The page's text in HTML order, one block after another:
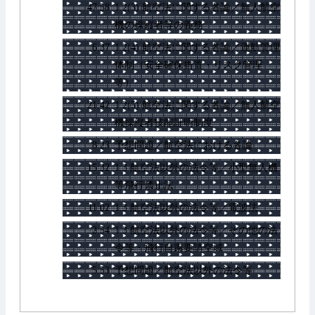
47:58 1.2(3) 航空法に関する各論／無人航空
機の操縦者等の義務
6:37 1.2(4) 航空法に関する各論／運航管理
体制（安全確保措置・リスク管理
等）
21:42 1.2(5) 航空法に関する各論／無人航空
機操縦者技能証明制度
8:23 予想問題／航空法における各論
15:32 1.3 航空法以外の法令等／小型無人機
等飛行禁止法
11:02 1.3 航空法以外の法令等／電波法
2:54 1.3 航空法以外の法令等／その他の法
令等・飛行自粛要請空域
5:53 予想問題／航空法以外の法令等